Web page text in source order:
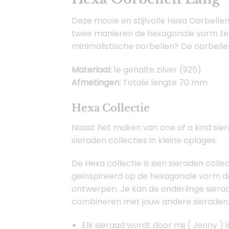
Deze mooie en stijlvolle Hexa
twee manieren de hexagonale vorm
minimalistische oorbellen? De
Materiaal:1e gehalte zilver (925)
Afmetingen: Totale lengte 70 mm
Hexa Collectie
Naast het maken van one of a kind
sieraden collecties in kleine oplages.
De Hexa collectie is een sieraden
geïnspireerd op de hexagonale vorm
ontwerpen. Je kan de onderlinge
combineren met jouw andere sieraden.
Elk sieraad wordt door mij ( Jenny )